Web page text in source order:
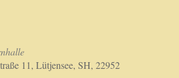
11, Lütjensee, SH, 22952